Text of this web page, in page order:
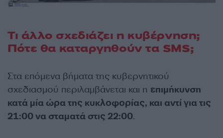
Τι άλλο σχεδιάζει η κυβέρνηση;
Πότε θα καταργηθούν τα SMS;
Στα επόμενα βήματα της κυβερνητικού
σχεδιασμού περιλαμβάνεται και η επιμήκυνση
κατά μία ώρα της κυκλοφορίας, και αντί για τις
21:00 να σταματά στις 22:00.